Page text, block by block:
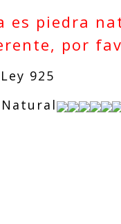
es piedra
por
925